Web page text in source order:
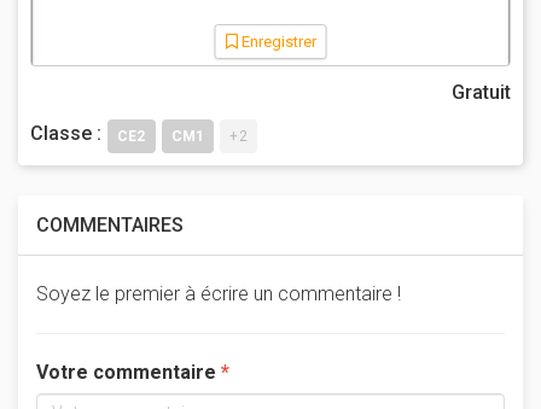
Enregistrer
Gratuit
Classe :
CE2 CM1 +2
COMMENTAIRES
Soyez le premier à écrire un commentaire !
Votre commentaire